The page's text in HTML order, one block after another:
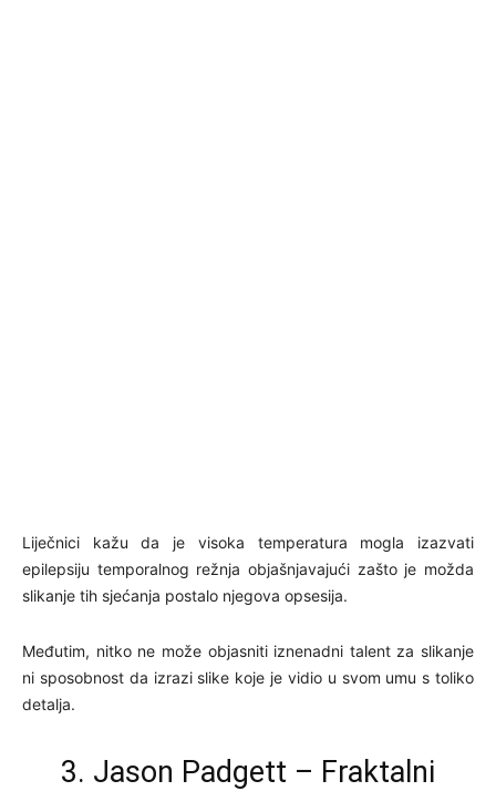
Liječnici kažu da je visoka temperatura mogla izazvati
epilepsiju temporalnog režnja objašnjavajući zašto je možda
slikanje tih sjećanja postalo njegova opsesija.
Međutim, nitko ne može objasniti iznenadni talent za slikanje
ni sposobnost da izrazi slike koje je vidio u svom umu s toliko
detalja.
3. Jason Padgett – Fraktalni